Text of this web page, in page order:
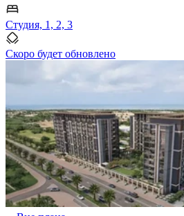
Студия, 1, 2, 3
Скоро будет обновлено